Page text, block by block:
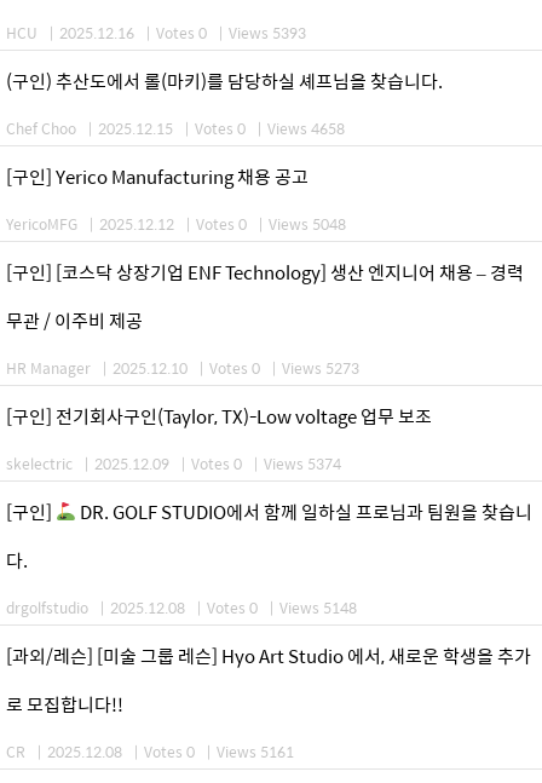
HCU | 2025.12.16 | Votes 0 | Views 5393
(구인) 추산도에서 롤(마키)를 담당하실 셰프님을 찾습니다.
Chef Choo | 2025.12.15 | Votes 0 | Views 4658
[구인] Yerico Manufacturing 채용 공고
YericoMFG | 2025.12.12 | Votes 0 | Views 5048
[구인] [코스닥 상장기업 ENF Technology] 생산 엔지니어 채용 – 경력
무관 / 이주비 제공
HR Manager | 2025.12.10 | Votes 0 | Views 5273
[구인] 전기회사구인(Taylor, TX)-Low voltage 업무 보조
skelectric | 2025.12.09 | Votes 0 | Views 5374
[구인]
DR. GOLF STUDIO에서 함께 일하실 프로님과 팀원을 찾습니
다.
drgolfstudio | 2025.12.08 | Votes 0 | Views 5148
[과외/레슨] [미술 그룹 레슨] Hyo Art Studio 에서, 새로운 학생을 추가
로 모집합니다!!
CR | 2025.12.08 | Votes 0 | Views 5161